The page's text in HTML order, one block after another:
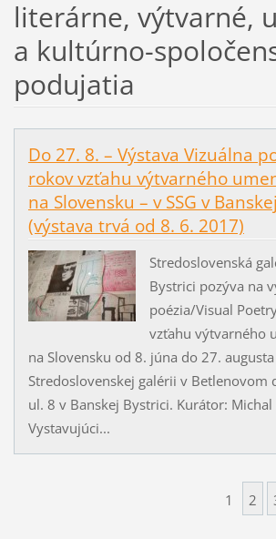
literárne, výtvarné,
a kultúrno-
podujatia
Do 27. 8. – Výstava Vizuálna
rokov vzťahu výtvarného
na Slovensku – v SSG v
(výstava trvá od 8. 6. 2017)
Stredoslovenská
Bystrici pozýva na
poézia/Visual
vzťahu výtvarného
na Slovensku od 8. júna do 27.
Stredoslovenskej galérii v Betlenovom
ul. 8 v Banskej Bystrici. Kurátor:
Vystavujúci...
1 2